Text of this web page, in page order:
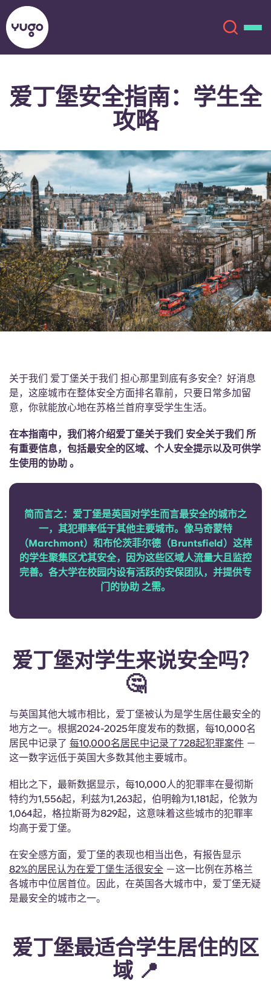
关于我们
账户 语言
English (GB)
English (US)
Español
Català
Deutsch
Italian
French
Portuguese
选择一个国家
选择一个城市
选择一间公寓
立即预订
English (GB)
English (US)
Chinese Español
Català Deutsch
Italian French
Portuguese
爱丁堡安全指南：学生全
攻略
关于我们 爱丁堡关于我们 担心那里到底有多安全？好消息
是，这座城市在整体安全方面排名靠前，只要日常多加留
意，你就能放心地在苏格兰首府享受学生生活。
在本指南中，我们将介绍爱丁堡关于我们 安全关于我们 所
有重要信息，包括最安全的区域、个人安全提示以及可供学
生使用的协助 。
简而言之：爱丁堡是英国对学生而言最安全的城市之
一，其犯罪率低于其他主要城市。像马奇蒙特
（Marchmont）和布伦茨菲尔德（Bruntsfield）这样
的学生聚集区尤其安全，因为这些区域人流量大且监控
完善。各大学在校园内设有活跃的安保团队，并提供专
门的协助 之需。
爱丁堡对学生来说安全吗？
🤔
与英国其他大城市相比，爱丁堡被认为是学生居住最安全的
地方之一。根据2024-2025年度发布的数据，每10,000名
居民中记录了 每10,000名居民中记录了728起犯罪案件 －
这一数字远低于英国大多数其他主要城市。
相比之下，最新数据显示，每10,000人的犯罪率在曼彻斯
特约为1,556起，利兹为1,263起，伯明翰为1,181起，伦敦为
1,064起，格拉斯哥为829起，这意味着这些城市的犯罪率
均高于爱丁堡。
在安全感方面，爱丁堡的表现也相当出色，有报告显示
82%的居民认为在爱丁堡生活很安全 －这一比例在苏格兰
各城市中位居首位。因此，在英国各大城市中，爱丁堡无疑
是最安全的城市之一。
爱丁堡最适合学生居住的区
域 📍